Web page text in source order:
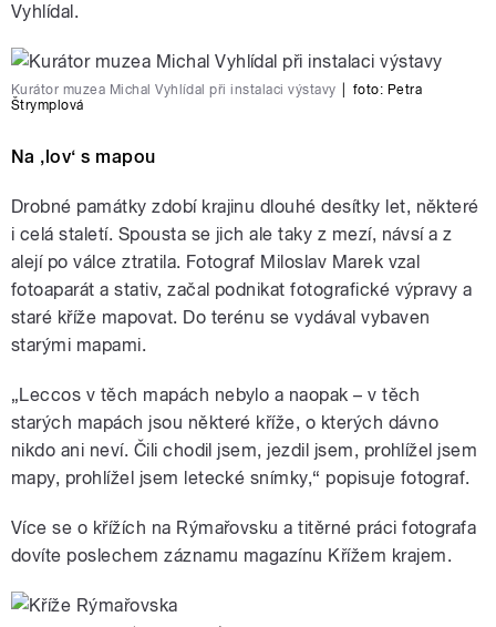
Vyhlídal.
Kurátor muzea Michal Vyhlídal při instalaci výstavy foto: Petra
Štrymplová
Na ‚lov‘ s mapou
Drobné památky zdobí krajinu dlouhé desítky let, některé
i celá staletí. Spousta se jich ale taky z mezí, návsí a z
alejí po válce ztratila. Fotograf Miloslav Marek vzal
fotoaparát a stativ, začal podnikat fotografické výpravy a
staré kříže mapovat. Do terénu se vydával vybaven
starými mapami.
„Leccos v těch mapách nebylo a naopak – v těch
starých mapách jsou některé kříže, o kterých dávno
nikdo ani neví. Čili chodil jsem, jezdil jsem, prohlížel jsem
mapy, prohlížel jsem letecké snímky,“ popisuje fotograf.
Více se o křížích na Rýmařovsku a titěrné práci fotografa
dovíte poslechem záznamu magazínu Křížem krajem.